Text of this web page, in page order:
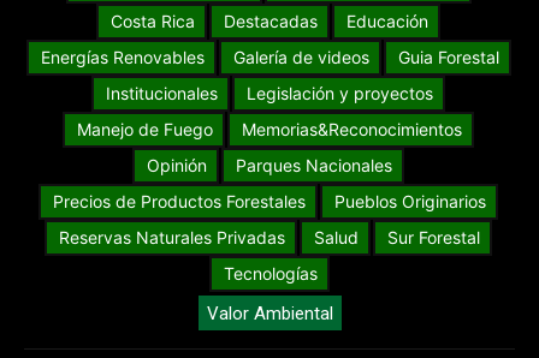
Costa Rica
Destacadas
Educación
Energías Renovables
Galería de videos
Guia Forestal
Institucionales
Legislación y proyectos
Manejo de Fuego
Memorias&Reconocimientos
Opinión
Parques Nacionales
Precios de Productos Forestales
Pueblos Originarios
Reservas Naturales Privadas
Salud
Sur Forestal
Tecnologías
Valor Ambiental